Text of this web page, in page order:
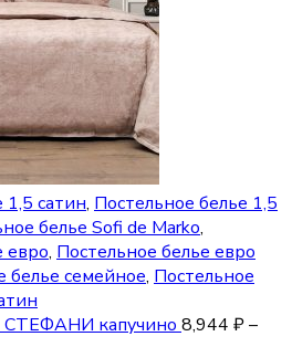
1,5 сатин, Постельное белье 1,5
белье Sofi de Marko,
евро, Постельное белье евро
белье семейное, Постельное
СТЕФАНИ капучино 8,944 ₽–